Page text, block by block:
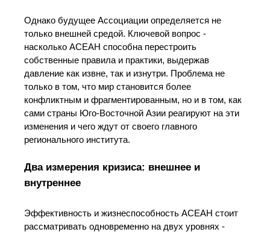
Однако будущее Ассоциации определяется не
только внешней средой. Ключевой вопрос -
насколько АСЕАН способна перестроить
собственные правила и практики, выдержав
давление как извне, так и изнутри. Проблема не
только в том, что мир становится более
конфликтным и фрагментированным, но и в том, как
сами страны Юго-Восточной Азии реагируют на эти
изменения и чего ждут от своего главного
регионального института.
Два измерения кризиса: внешнее и
внутреннее
Эффективность и жизнеспособность АСЕАН стоит
рассматривать одновременно на двух уровнях -